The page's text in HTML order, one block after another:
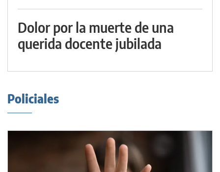
Dolor por la muerte de una
querida docente jubilada
Policiales